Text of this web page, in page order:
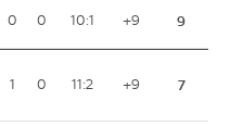
0 0 10:1 +9 9
1 0 11:2 +9 7